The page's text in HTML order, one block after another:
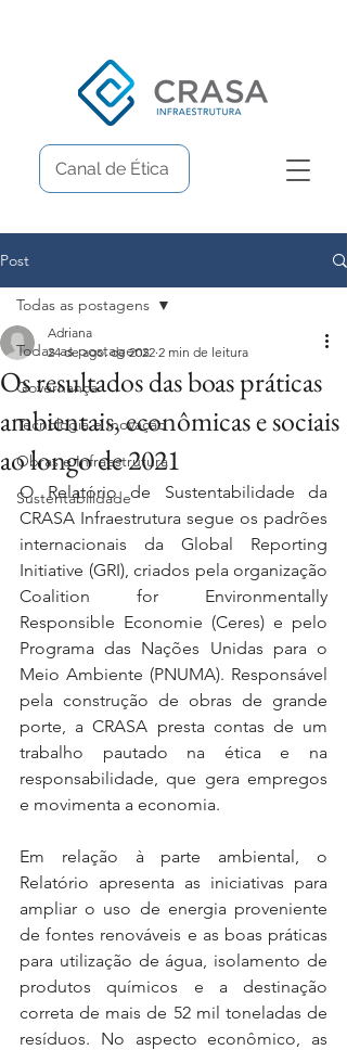
Canal de Ética
Post
Todas as postagens
Governança
Tecnologia e Inovação
Obras e Infraestrutura
Sustentabilidade
Todas as postagens
Os resultados das boas práticas
ambientais, econômicas e sociais
ao longo de 2021
Adriana
24 de ago. de 2022 2 min de leitura
O Relatório de Sustentabilidade da
CRASA Infraestrutura segue os padrões
internacionais da Global Reporting
Initiative (GRI), criados pela organização
Coalition for Environmentally
Responsible Economie (Ceres) e pelo
Programa das Nações Unidas para o
Meio Ambiente (PNUMA). Responsável
pela construção de obras de grande
porte, a CRASA presta contas de um
trabalho pautado na ética e na
responsabilidade, que gera empregos
e movimenta a economia.
Em relação à parte ambiental, o
Relatório apresenta as iniciativas para
ampliar o uso de energia proveniente
de fontes renováveis e as boas práticas
para utilização de água, isolamento de
produtos químicos e a destinação
correta de mais de 52 mil toneladas de
resíduos. No aspecto econômico, as